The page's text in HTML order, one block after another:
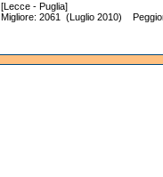
[Lecce - Puglia]
Migliore: 2061 (Luglio 2010)